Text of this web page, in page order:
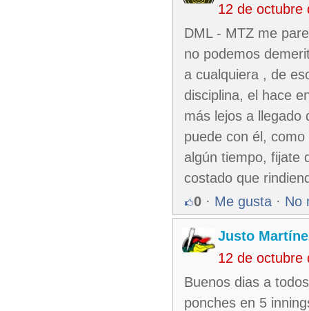
12 de octubre
DML - MTZ me
no podemos
a cualquiera , de
disciplina, el hace
más lejos a llegado
puede con él,
algún tiempo, fijate
costado que
0 · Me gusta · No
Justo
12 de octubre
Buenos dias a
ponches en 5